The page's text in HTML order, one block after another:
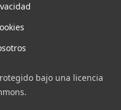
bajo una licencia